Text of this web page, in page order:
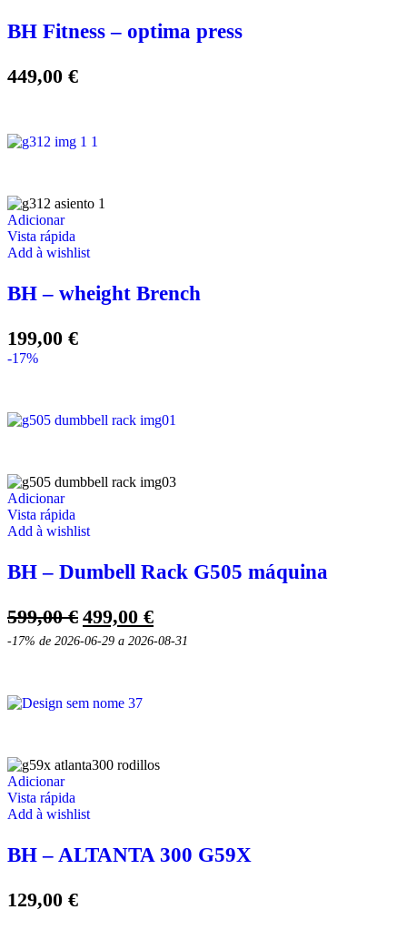
BH Fitness – optima press
449,00 €
Adicionar
Vista rápida
Add à wishlist
BH – wheight Brench
199,00 €
-17%
Adicionar
Vista rápida
Add à wishlist
BH – Dumbell Rack G505 máquina
599,00€ O
preço
599,00 €.
499,00 €O
preço
-17% de 2026-06-29 a 2026-08-31
Adicionar
Vista rápida
Add à wishlist
BH – ALTANTA 300 G59X
129,00 €